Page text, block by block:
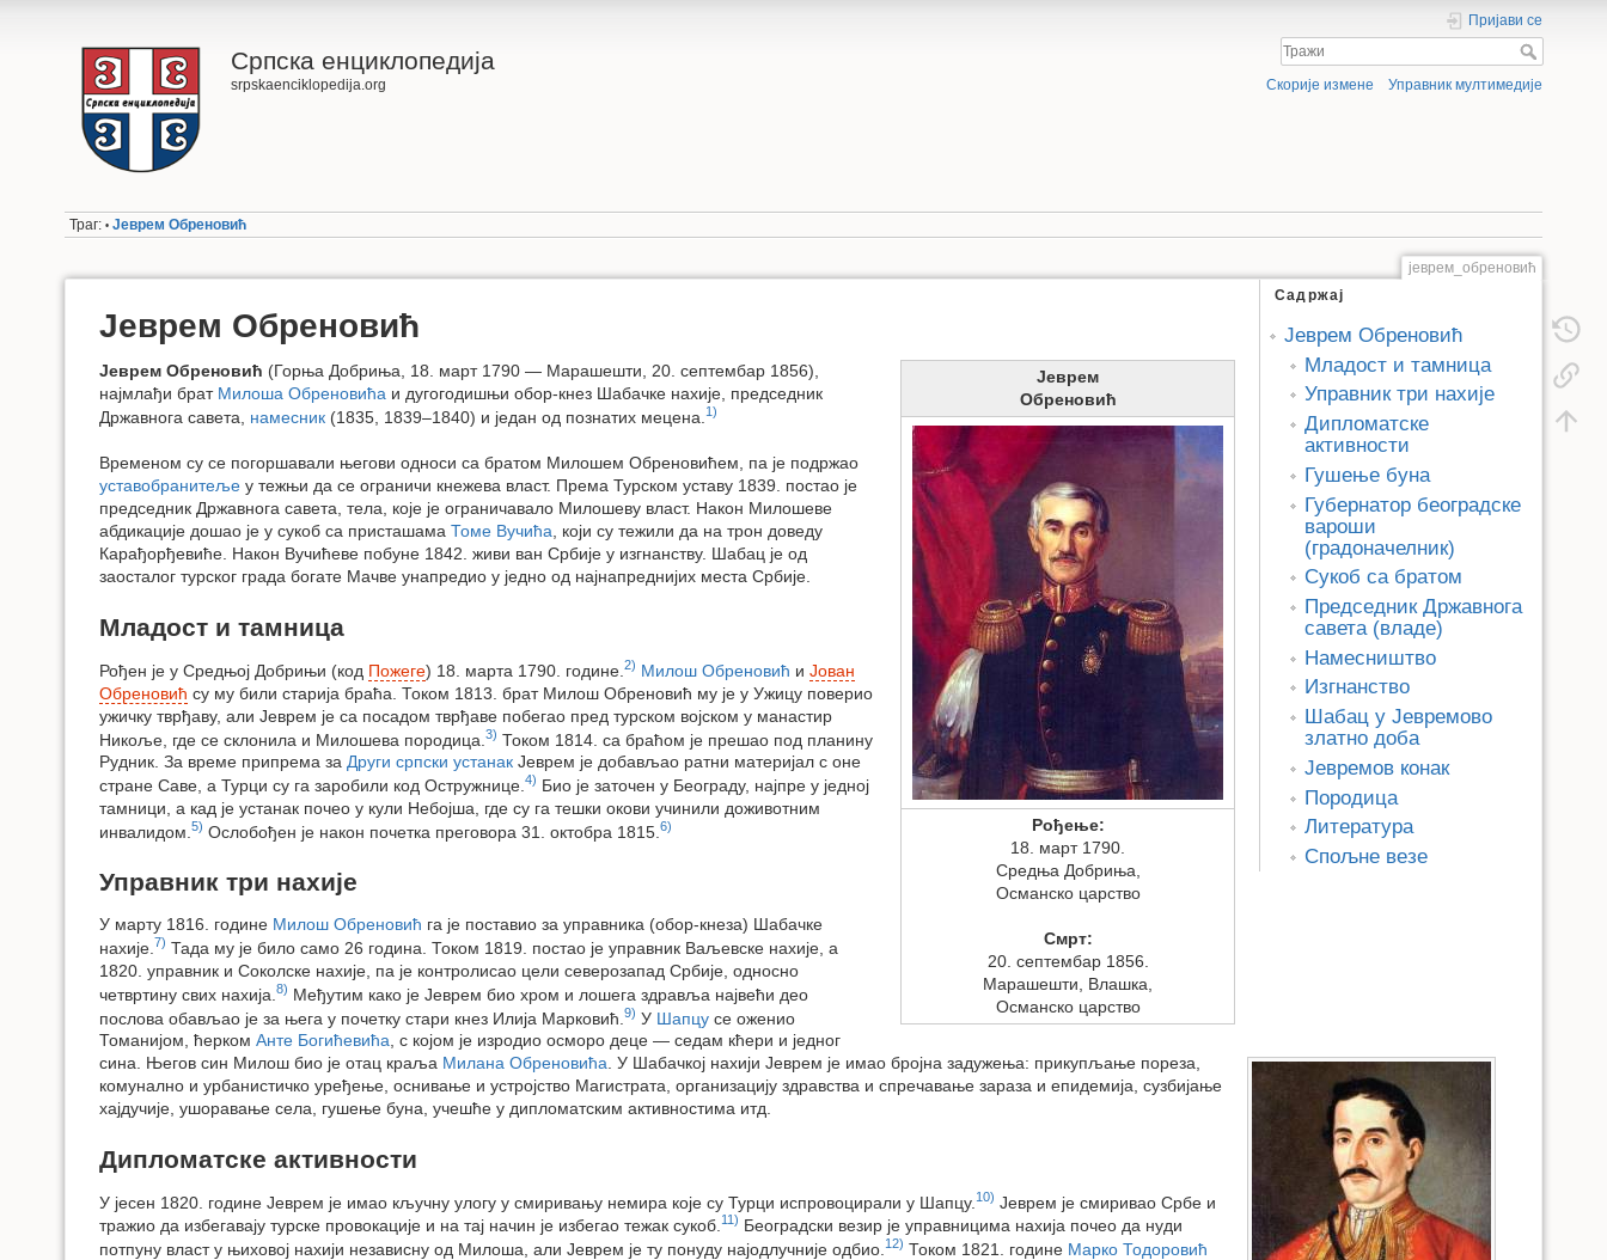
Српска енциклопедија
srpskaenciklopedija.org
Пријави се
Скорије измене Управник мултимедије
Траг: • Јеврем Обреновић
јеврем_обреновић
Садржај
Јеврем Обреновић
Младост и тамница
Управник три нахије
Дипломатске
активности
Гушење буна
Губернатор београдске
вароши
(градоначелник)
Сукоб са братом
Председник Државнога
савета (владе)
Намесништво
Изгнанство
Шабац у Јевремово
златно доба
Јевремов конак
Породица
Литература
Спољне везе
Јеврем Обреновић
Јеврем
Обреновић
Рођење:
18. март 1790.
Средња Добриња,
Османско царство
Смрт:
20. септембар 1856.
Марашешти, Влашка,
Османско царство
Јеврем Обреновић (Горња Добриња, 18. март 1790 — Марашешти, 20. септембар 1856),
најмлађи брат Милоша Обреновића и дугогодишњи обор-кнез Шабачке нахије, председник
Државнога савета, намесник (1835, 1839–1840) и један од познатих мецена. 1)
Временом су се погоршавали његови односи са братом Милошем Обреновићем, па је подржао
уставобранитеље у тежњи да се ограничи кнежева власт. Према Турском уставу 1839. постао је
председник Државнога савета, тела, које је ограничавало Милошеву власт. Након Милошеве
абдикације дошао је у сукоб са присташама Томе Вучића, који су тежили да на трон доведу
Карађорђевиће. Након Вучићеве побуне 1842. живи ван Србије у изгнанству. Шабац је од
заосталог турског града богате Мачве унапредио у једно од најнапреднијих места Србије.
Младост и тамница
Рођен је у Средњој Добрињи (код Пожеге) 18. марта 1790. године. 2) Милош Обреновић и Јован
Обреновић су му били старија браћа. Током 1813. брат Милош Обреновић му је у Ужицу поверио
ужичку тврђаву, али Јеврем је са посадом тврђаве побегао пред турском војском у манастир
Никоље, где се склонила и Милошева породица. 3) Током 1814. са браћом је прешао под планину
Рудник. За време припрема за Други српски устанак Јеврем је добављао ратни материјал с оне
стране Саве, а Турци су га заробили код Остружнице. 4) Био је заточен у Београду, најпре у једној
тамници, а кад је устанак почео у кули Небојша, где су га тешки окови учинили доживотним
инвалидом. 5) Ослобођен је након почетка преговора 31. октобра 1815. 6)
Управник три нахије
У марту 1816. године Милош Обреновић га је поставио за управника (обор-кнеза) Шабачке
нахије. 7) Тада му је било само 26 година. Током 1819. постао је управник Ваљевске нахије, а
1820. управник и Соколске нахије, па је контролисао цели северозапад Србије, односно
четвртину свих нахија. 8) Међутим како је Јеврем био хром и лошега здравља највећи део
послова обављао је за њега у почетку стари кнез Илија Марковић. 9) У Шапцу се оженио
Томанијом, ћерком Анте Богићевића, с којом је изродио осморо деце — седам кћери и једног
сина. Његов син Милош био је отац краља Милана Обреновића. У Шабачкој нахији Јеврем је имао бројна задужења: прикупљање пореза,
комунално и урбанистичко уређење, оснивање и устројство Магистрата, организацију здравства и спречавање зараза и епидемија, сузбијање
хајдучије, ушоравање села, гушење буна, учешће у дипломатским активностима итд.
Дипломатске активности
У јесен 1820. године Јеврем је имао кључну улогу у смиривању немира које су Турци испровоцирали у Шапцу. 10) Јеврем је смиривао Србе и
тражио да избегавају турске провокације и на тај начин је избегао тежак сукоб. 11) Београдски везир је управницима нахија почео да нуди
потпуну власт у њиховој нахији независну од Милоша, али Јеврем је ту понуду најодлучније одбио. 12) Током 1821. године Марко Тодоровић